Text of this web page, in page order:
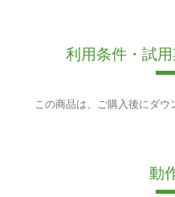
利用条件・試
この商品は、ご購入後にダウ
動